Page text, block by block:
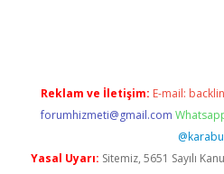
Reklam ve İletişim: E-mail:
forumhizmeti@gmail.com
Yasal Uyarı: Sitemiz, 5651 Sayılı